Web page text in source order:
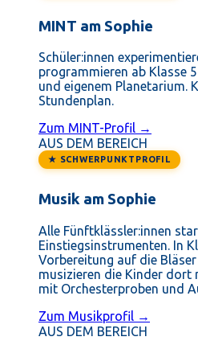
MINT am Sophie
Schüler:innen
programmieren ab Klasse
und eigenem Planetarium.
Stundenplan.
Zum MINT-Profil →
AUS DEM BEREICH
★ SCHWERPUNKTPROFIL
Musik am Sophie
Alle Fünftklässler:innen
Einstiegsinstrumenten. In
Vorbereitung auf die
musizieren die Kinder dort
mit Orchesterproben und
Zum Musikprofil →
AUS DEM BEREICH